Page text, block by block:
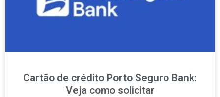
Cartão de crédito Porto Seguro Bank:
Veja como solicitar